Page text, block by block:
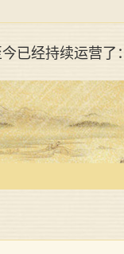
已经持续运营了：